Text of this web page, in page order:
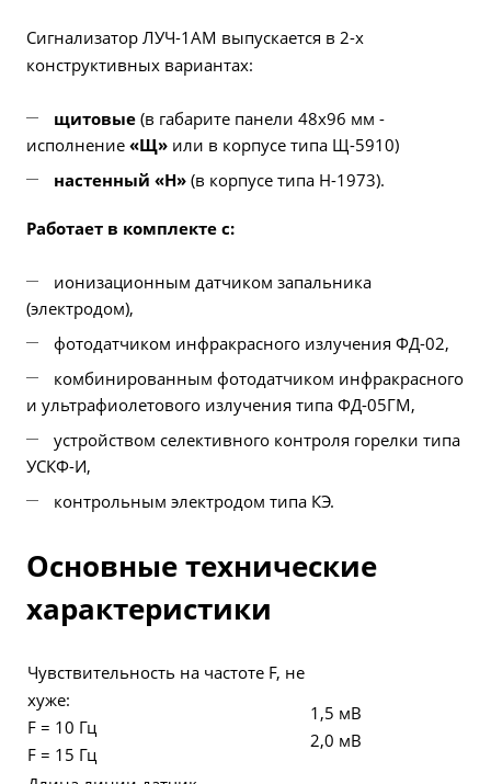
Сигнализатор ЛУЧ-1АМ выпускается в 2-х
конструктивных вариантах:
щитовые (в габарите панели 48х96 мм -
исполнение «Щ» или в корпусе типа Щ-5910)
настенный «Н» (в корпусе типа Н-1973).
Работает в комплекте с:
ионизационным датчиком запальника
(электродом),
фотодатчиком инфракрасного излучения ФД-02,
комбинированным фотодатчиком инфракрасного
и ультрафиолетового излучения типа ФД-05ГМ,
устройством селективного контроля горелки типа
УСКФ-И,
контрольным электродом типа КЭ.
Основные технические
характеристики
Чувствительность на частоте F, не
хуже:
F = 10 Гц
F = 15 Гц
1,5 мВ
2,0 мВ